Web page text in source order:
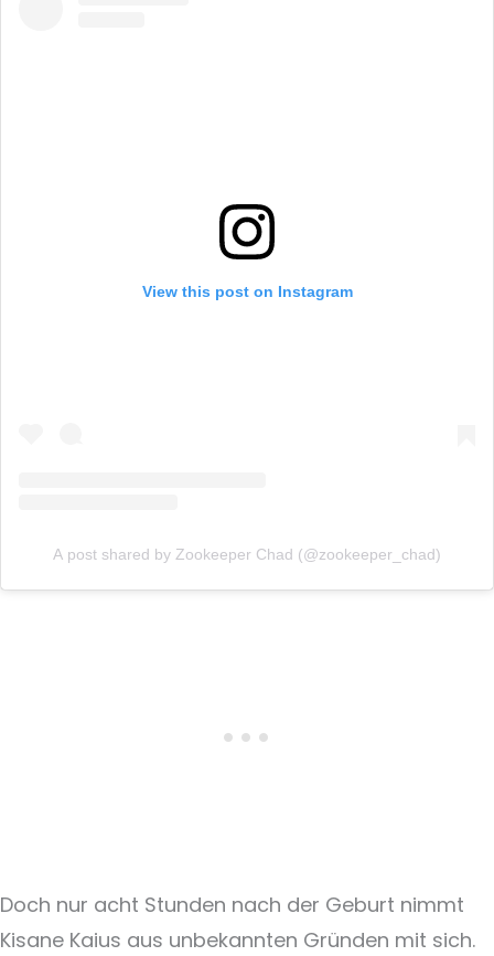
View this post on Instagram
A post shared by Zookeeper Chad (@zookeeper_chad)
Doch nur acht Stunden nach der Geburt nimmt
Kisane Kaius aus unbekannten Gründen mit sich.